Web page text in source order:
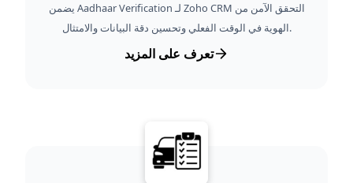
يضمن Aadhaar Verification لـ Zoho CRM التحقق الآمن من
الهوية في الوقت الفعلي وتحسين دقة البيانات والامتثال.
تعرف على المزيد